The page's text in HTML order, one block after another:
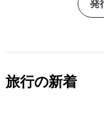
発
旅行の新着